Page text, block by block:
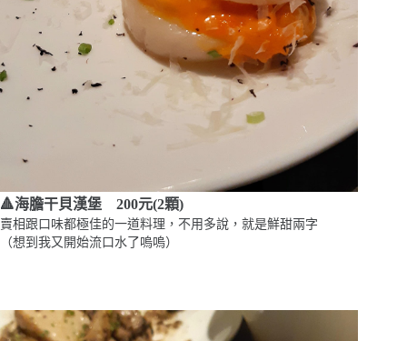
🔺海膽干貝漢堡 200元(2顆)
賣相跟口味都極佳的一道料理，不用多說，就是鮮甜兩字
（想到我又開始流口水了嗚嗚）